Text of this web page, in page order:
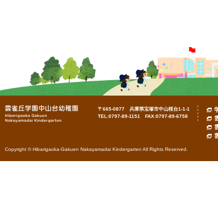
〒665-0877 兵庫県宝塚市中山桜台1-1-1
TEL:0797-89-1151 FAX:0797-89-6758
Copyright © Hibarigaoka-Gakuen Nakayamadai Kindergarten All Rights Reserved.